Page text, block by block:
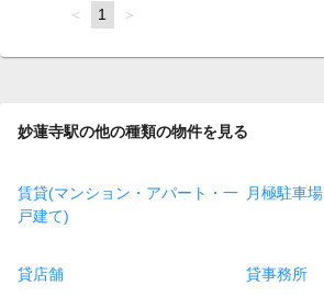
page
You're
page
1 page
妙蓮寺駅の他の種類の物件を見る
賃貸(マンション・アパート・一
戸建て)
月極駐車場
貸店舗 貸事務所